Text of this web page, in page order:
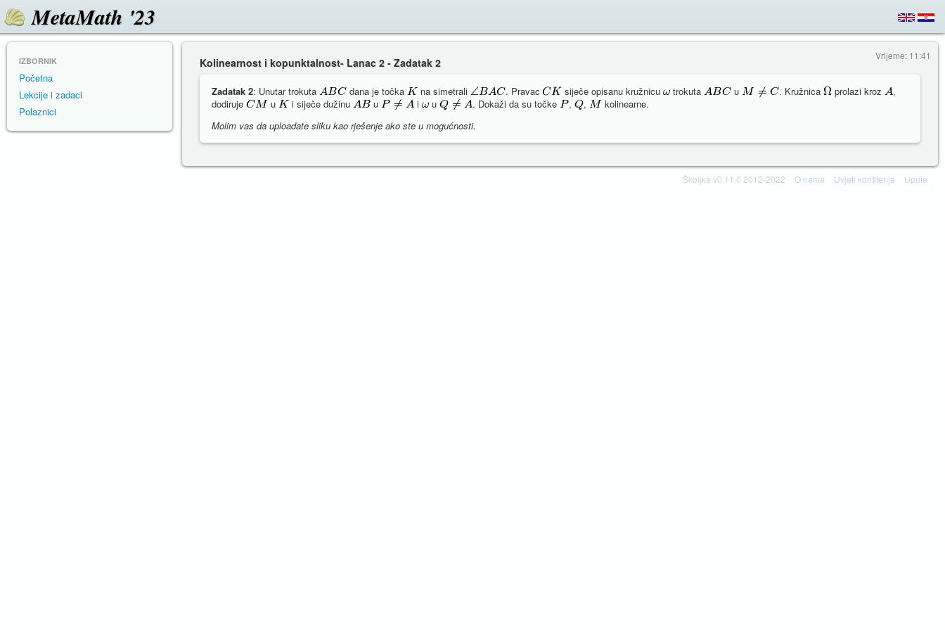
MetaMath '23
IZBORNIK
Početna
Lekcije i zadaci
Polaznici
Vrijeme: 11:41
Kolinearnost i kopunktalnost- Lanac 2 - Zadatak 2
Zadatak 2: Unutar trokuta dana je točka na simetrali . Pravac siječe opisanu kružnicu trokuta u . Kružnica prolazi kroz
,
dodiruje
u i siječe dužinu u i u . Dokaži da su točke , ,
kolinearne.
Molim vas da uploadate sliku kao rješenje ako ste u mogućnosti.
Školjka v0.11.0 2012-2022 O nama Uvjeti korištenja Upute